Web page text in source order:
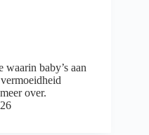
baby’s aan
over.